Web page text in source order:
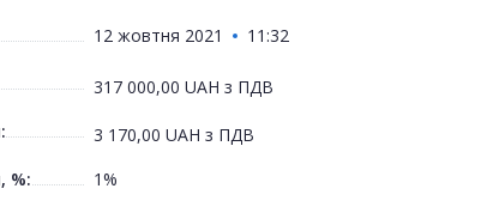
12 жовтня 2021 11:32
317 000,00 UAH з ПДВ
3 170,00 UAH з ПДВ
%:
1%